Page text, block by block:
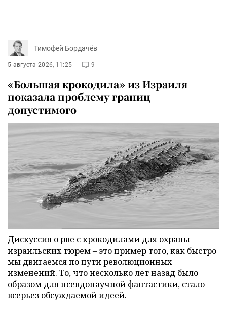
Тимофей Бордачёв
5 августа 2026, 11:25 9
«Большая крокодила» из Израиля
показала проблему границ
допустимого
Дискуссия о рве с крокодилами для охраны
израильских тюрем – это пример того, как быстро
мы двигаемся по пути революционных
изменений. То, что несколько лет назад было
образом для псевдонаучной фантастики, стало
всерьез обсуждаемой идеей.